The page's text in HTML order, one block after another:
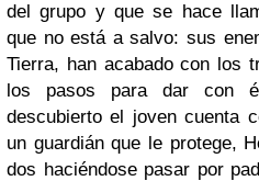
del grupo y que se hace
que no está a salvo: sus
Tierra, han acabado con los
los pasos para dar con
descubierto el joven cuenta
un guardián que le protege,
dos haciéndose pasar por